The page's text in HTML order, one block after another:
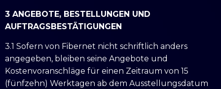
3 ANGEBOTE, BESTELLUNGEN UND
AUFTRAGSBESTÄTIGUNGEN
3.1 Sofern von Fibernet nicht schriftlich anders
angegeben, bleiben seine Angebote und
Kostenvoranschläge für einen Zeitraum von 15
(fünfzehn) Werktagen ab dem Ausstellungsdatum